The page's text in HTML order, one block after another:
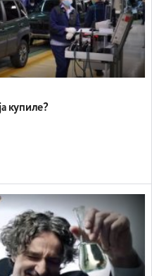
купиле?